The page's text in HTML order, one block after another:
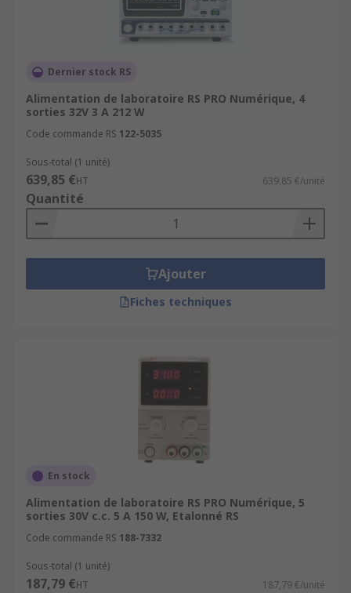
Dernier stock RS
Alimentation de laboratoire RS PRO Numérique, 4
sorties 32V 3 A 212 W
Code commande RS 122-5035
Sous-total (1 unité)
639,85 €HT 639,85 €/unité
Quantité
Ajouter
Fiches techniques
En stock
Alimentation de laboratoire RS PRO Numérique, 5
sorties 30V c.c. 5 A 150 W, Etalonné RS
Code commande RS 188-7332
Sous-total (1 unité)
187,79 €HT 187,79 €/unité